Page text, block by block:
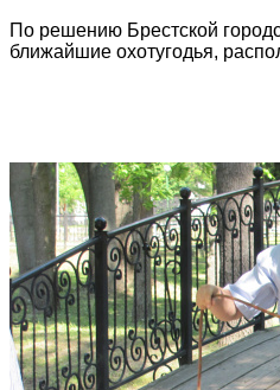
По решению Брестской
ближайшие охотугодья,